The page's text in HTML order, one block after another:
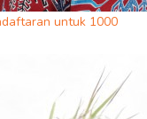
untuk 1000